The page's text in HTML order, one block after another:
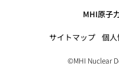
MHI原子
サイトマップ 個
©MHI Nuclear